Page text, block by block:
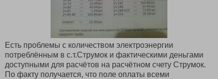
Есть проблемы с количеством электроэнергии
потреблённым в с.т.Струмок и фактическими деньгами
доступными для расчётов на расчётном счету Струмок.
По факту получается, что поле оплаты всеми